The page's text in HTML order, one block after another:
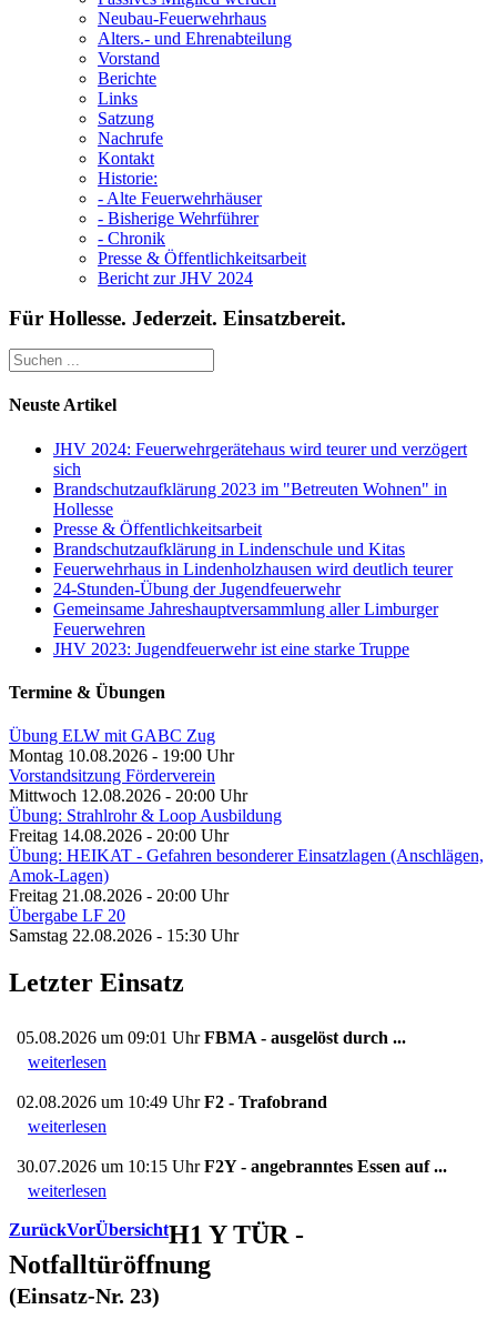
Neubau-Feuerwehrhaus
Alters.- und Ehrenabteilung
Vorstand
Berichte
Links
Satzung
Nachrufe
Kontakt
Historie:
- Alte Feuerwehrhäuser
- Bisherige Wehrführer
- Chronik
Presse & Öffentlichkeitsarbeit
Bericht zur JHV 2024
Für Hollesse. Jederzeit. Einsatzbereit.
Neuste Artikel
JHV 2024: Feuerwehrgerätehaus wird teurer und verzögert
sich
Brandschutzaufklärung 2023 im "Betreuten Wohnen" in
Hollesse
Presse & Öffentlichkeitsarbeit
Brandschutzaufklärung in Lindenschule und Kitas
Feuerwehrhaus in Lindenholzhausen wird deutlich teurer
24-Stunden-Übung der Jugendfeuerwehr
Gemeinsame Jahreshauptversammlung aller Limburger
Feuerwehren
JHV 2023: Jugendfeuerwehr ist eine starke Truppe
Termine & Übungen
Übung ELW mit GABC Zug
Montag 10.08.2026 - 19:00 Uhr
Vorstandsitzung Förderverein
Mittwoch 12.08.2026 - 20:00 Uhr
Übung: Strahlrohr & Loop Ausbildung
Freitag 14.08.2026 - 20:00 Uhr
Übung: HEIKAT - Gefahren besonderer Einsatzlagen (Anschlägen,
Amok-Lagen)
Freitag 21.08.2026 - 20:00 Uhr
Übergabe LF 20
Samstag 22.08.2026 - 15:30 Uhr
Letzter Einsatz
05.08.2026 um 09:01 UhrFBMA - ausgelöst durch ...
weiterlesen
02.08.2026 um 10:49 UhrF2 - Trafobrand
weiterlesen
30.07.2026 um 10:15 UhrF2Y - angebranntes Essen auf ...
weiterlesen
ZurückVorÜbersichtH1 Y TÜR -
Notfalltüröffnung
(Einsatz-Nr. 23)